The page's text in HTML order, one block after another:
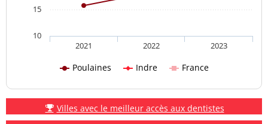
Poulaines Indre France
2021 2022 2023
10
15
Villes avec le meilleur accès aux dentistes